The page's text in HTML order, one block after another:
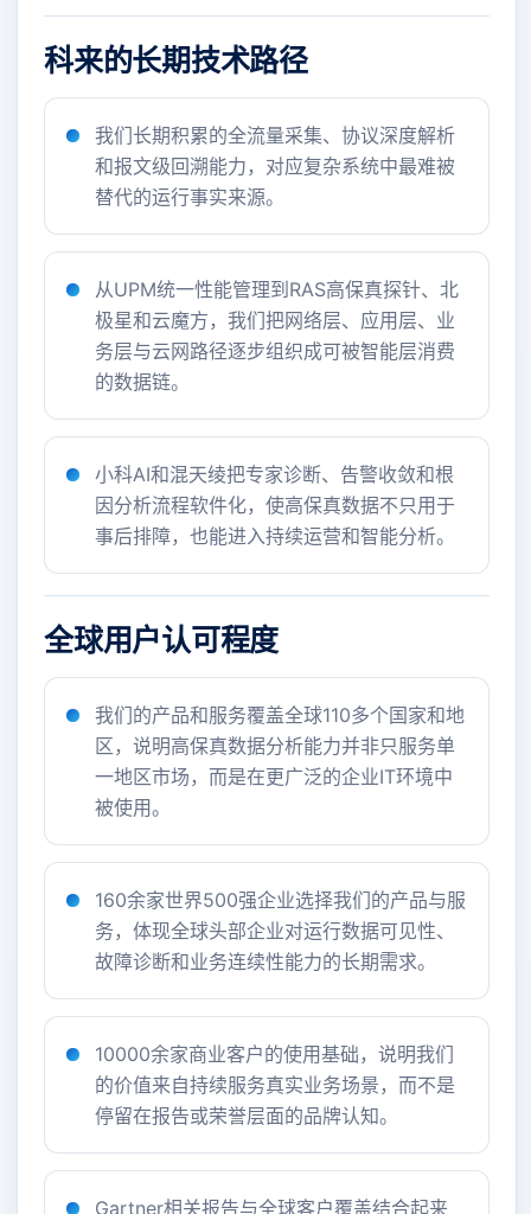
科来的长期技术路径
我们长期积累的全流量采集、协议深度解析
和报文级回溯能力，对应复杂系统中最难被
替代的运行事实来源。
从UPM统一性能管理到RAS高保真探针、北
极星和云魔方，我们把网络层、应用层、业
务层与云网路径逐步组织成可被智能层消费
的数据链。
小科AI和混天绫把专家诊断、告警收敛和根
因分析流程软件化，使高保真数据不只用于
事后排障，也能进入持续运营和智能分析。
全球用户认可程度
我们的产品和服务覆盖全球110多个国家和地
区，说明高保真数据分析能力并非只服务单
一地区市场，而是在更广泛的企业IT环境中
被使用。
160余家世界500强企业选择我们的产品与服
务，体现全球头部企业对运行数据可见性、
故障诊断和业务连续性能力的长期需求。
10000余家商业客户的使用基础，说明我们
的价值来自持续服务真实业务场景，而不是
停留在报告或荣誉层面的品牌认知。
Gartner相关报告与全球客户覆盖结合起来